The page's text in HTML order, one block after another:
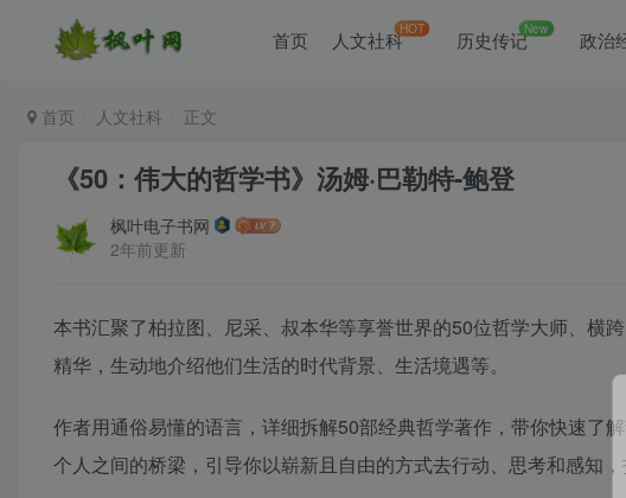
首页 人文社科HOT 历史传记New 政治
首页 人文社科 正文
《50：伟大的哲学书》汤姆·巴勒特-鲍登
枫叶电子书网
2年前更新
本书汇聚了柏拉图、尼采、叔本华等享誉世界的50位哲学大师、横
精华，生动地介绍他们生活的时代背景、生活境遇等。
作者用通俗易懂的语言，详细拆解50部经典哲学著作，带你快速了
个人之间的桥梁，引导你以崭新且自由的方式去行动、思考和感知